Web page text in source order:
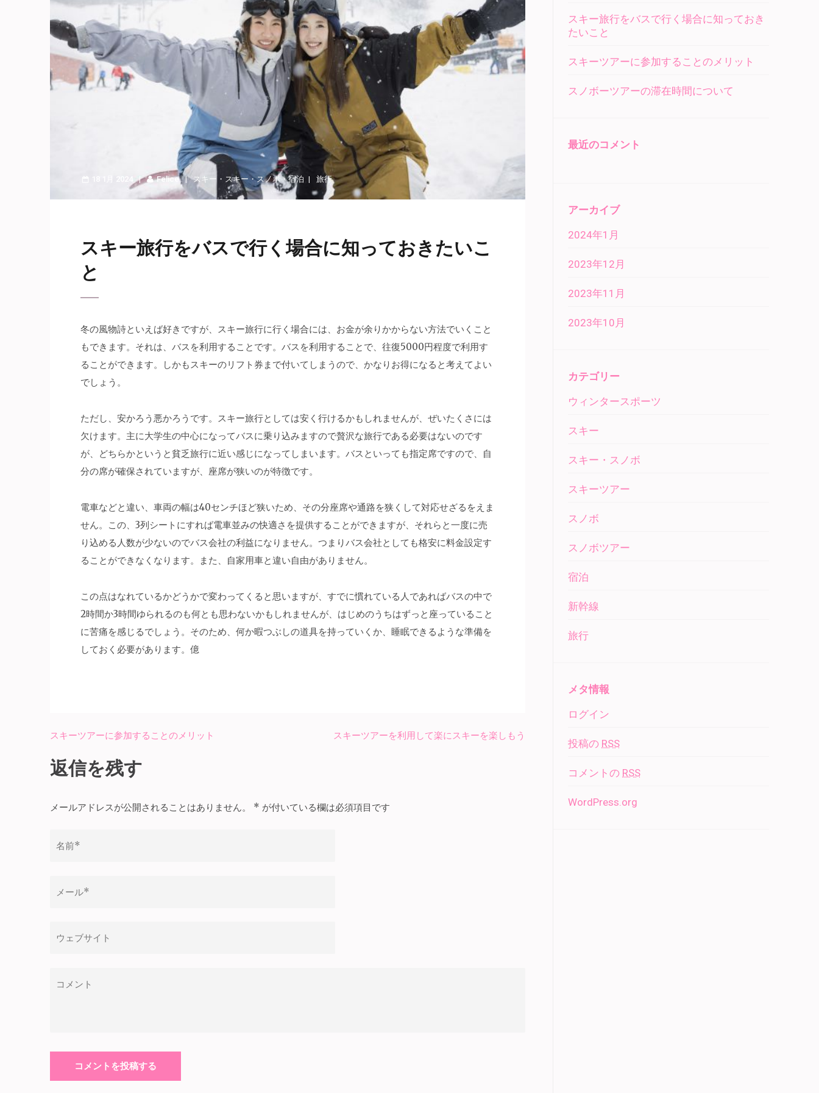
Felice スキー ・ スキー・スノボ ・宿泊 旅行
スキー旅行をバスで行く場合に知っておきたいこ
と
冬の風物詩といえば好きですが、スキー旅行に行く場合には、お金が余りかからない方法でいくこと
もできます。 それは、バスを利用することです。バスを利用することで、往復5000円程度で利用す
ることができます。しかもスキーのリフト券まで付いてしまうので、かなりお得になると考えてよい
でしょう。
ただし、安かろう悪かろうです。スキー旅行としては安く行けるかもしれませんが、ぜいたくさには
欠けます。主に大学生の中心になってバスに乗り込みますので贅沢な旅行である必要はないのです
が、どちらかというと貧乏旅行に近い感じになってしまいます。バスといっても指定席ですので、自
分の席が確保されていますが、座席が狭いのが特徴です。
電車などと違い、車両の幅は40センチほど狭いため、その分座席や通路を狭くして対応せざるをえま
せん。この、3列シートにすれば電車並みの快適さを提供することができますが、それらと一度に売
り込める人数が少ないのでバス会社の利益になりません。つまりバス会社としても格安に料金設定す
ることができなくなります。また、自家用車と違い自由がありません。
この点はなれているかどうかで変わってくると思いますが、すでに慣れている人であればバスの中で
2時間か3時間ゆられるのも何とも思わないかもしれませんが、はじめのうちはずっと座っていること
に苦痛を感じるでしょう。そのため、何か暇つぶしの道具を持っていくか、睡眠できるような準備を
しておく必要があります。億
稿
ナ
ビ
ゲ
シ
ン
スキーツアーに参加することのメリット スキーツアーを利用して楽にスキーを楽しもう
返信を残す
メールアドレスが公開されることはありません。 * が付いている欄は必須項目です
スキー旅行をバスで行く場合に知っておき
たいこと
スキーツアーに参加することのメリット
スノボーツアーの滞在時間について
最近のコメント
アーカイブ
2024年1月
2023年12月
2023年11月
2023年10月
カテゴリー
ウィンタースポーツ
スキー
スキー・スノボ
スキーツアー
スノボ
スノボツアー
宿泊
新幹線
旅行
メタ情報
ログイン
投稿の RSS
コメントの RSS
WordPress.org